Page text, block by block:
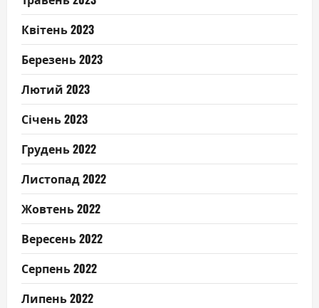
Квітень 2023
Березень 2023
Лютий 2023
Січень 2023
Грудень 2022
Листопад 2022
Жовтень 2022
Вересень 2022
Серпень 2022
Липень 2022